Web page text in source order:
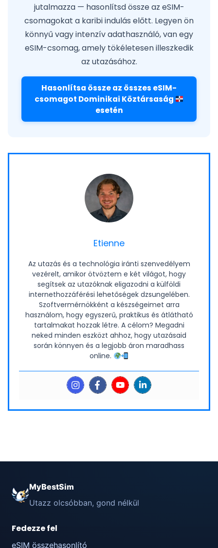
jutalmazza — hasonlítsd össze az eSIM-
csomagokat a karibi indulás előtt. Legyen ön
könnyű vagy intenzív adathasználó, van egy
eSIM-csomag, amely tökéletesen illeszkedik
az utazásához.
Hasonlítsa össze az összes eSIM-
csomagot Dominikai Köztársaság
esetén
Etienne
Az utazás és a technológia iránti szenvedélyem
vezérelt, amikor ötvöztem e két világot, hogy
segítsek az utazóknak eligazodni a külföldi
internethozzáférési lehetőségek dzsungelében.
Szoftvermérnökként a készségeimet arra
használom, hogy egyszerű, praktikus és átlátható
tartalmakat hozzak létre. A célom? Megadni
neked minden eszközt ahhoz, hogy utazásaid
során könnyen és a legjobb áron maradhass
online.
MyBestSim
Utazz olcsóbban, gond nélkül
Fedezze fel
eSIM összehasonlító